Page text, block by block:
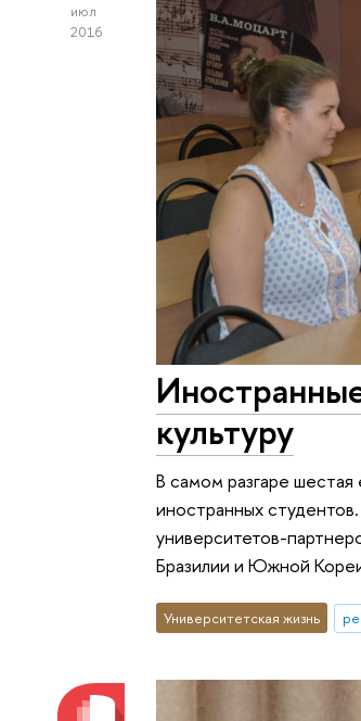
июл
2016
культуру
В самом разгаре шестая
иностранных
университетов-
Бразилии и Южной
Университетская жизнь